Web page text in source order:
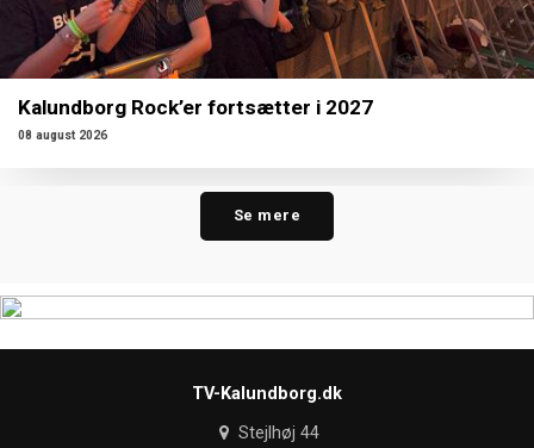
Kalundborg Rock’er fortsætter i 2027
08 august 2026
Se mere
TV-Kalundborg.dk
Stejlhøj 44